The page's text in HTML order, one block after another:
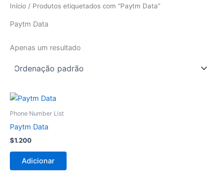
Início / Produtos etiquetados com “Paytm Data”
Paytm Data
Apenas um resultado
Phone Number List
Paytm Data
$1.200
Adicionar